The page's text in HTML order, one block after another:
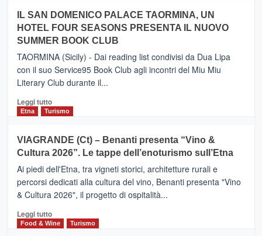
da
Neos
PIEDIMONTE
ETNEO
–
Meta
turistica
privilegiata
secondo
dati
di
Anche
la
Alcantara
nei
primi
nella
classifica
IL SAN DOMENICO PALACE TAORMINA, UN
HOTEL FOUR SEASONS PRESENTA IL NUOVO
SUMMER BOOK CLUB
TAORMINA (Sicily) - Dai reading list condivisi da Dua Lipa
con il suo Service95 Book Club agli incontri del Miu Miu
Literary Club durante il...
Leggi tuttoLeggi
di
IL
SAN
DOMENICO
PALACE
TAORMINA,
UN
HOTEL
FOUR
Etna Turismo
VIAGRANDE (Ct) – Benanti presenta “Vino &
Cultura 2026”. Le tappe dell’enoturismo sull’Etna
Ai piedi dell'Etna, tra vigneti storici, architetture rurali e
percorsi dedicati alla cultura del vino, Benanti presenta "Vino
& Cultura 2026", il progetto di ospitalità...
Leggi tuttoLeggi
di
Food & Wine Turismo